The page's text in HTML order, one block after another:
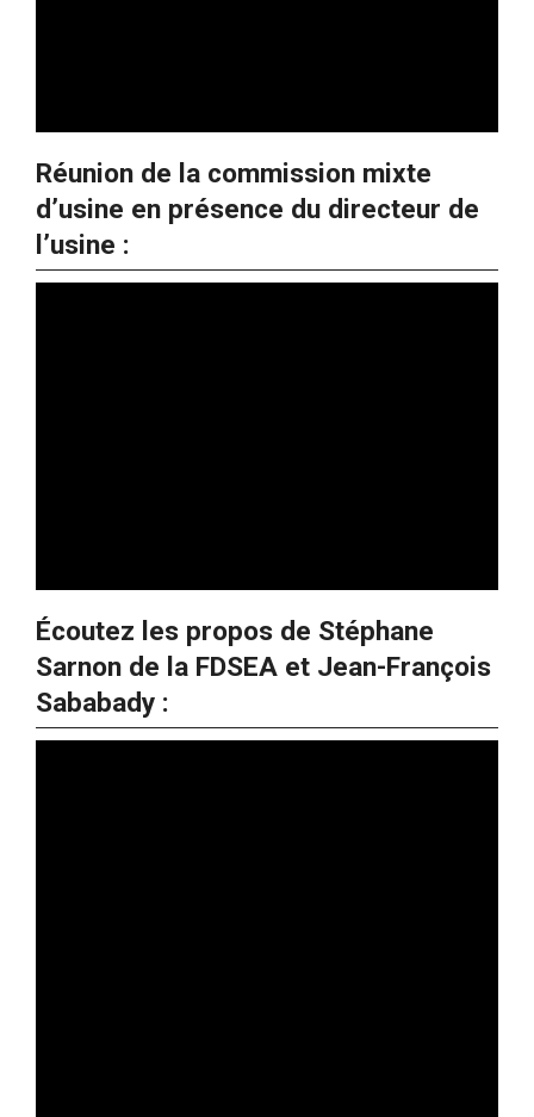
Réunion de la commission mixte
d’usine en présence du directeur de
l’usine :
Écoutez les propos de Stéphane
Sarnon de la FDSEA et Jean-François
Sababady :